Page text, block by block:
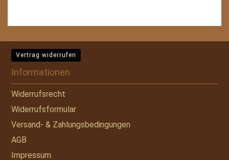
Vertrag widerrufen
Informationen
Widerrufsrecht
Widerrufsformular
Versand- & Zahlungsbedingungen
AGB
Impressum